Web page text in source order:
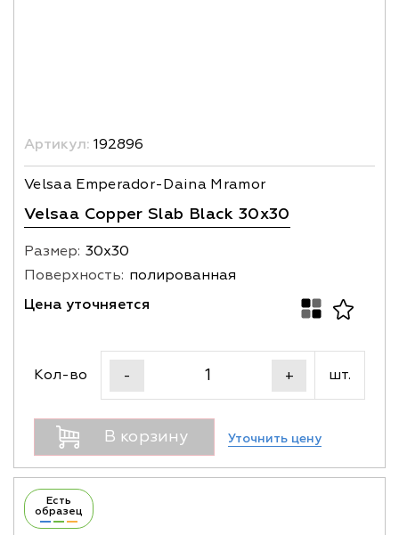
Артикул: 192896
Velsaa Emperador-Daina Mramor
Velsaa Copper Slab Black 30x30
Размер: 30х30
Поверхность: полированная
Цена уточняется
Кол-во - + шт.
В корзину Уточнить цену
Есть
образец